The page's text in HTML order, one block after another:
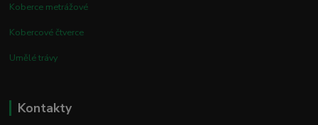
Koberce metrážové
Kobercové čtverce
Umělé trávy
Kontakty